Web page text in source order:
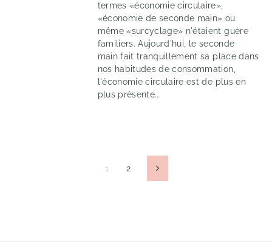
termes «économie circulaire»,
«économie de seconde main» ou
même «surcyclage» n'étaient guère
familiers. Aujourd'hui, le seconde
main fait tranquillement sa place dans
nos habitudes de consommation,
l'économie circulaire est de plus en
plus présente...
1 2 Suivant